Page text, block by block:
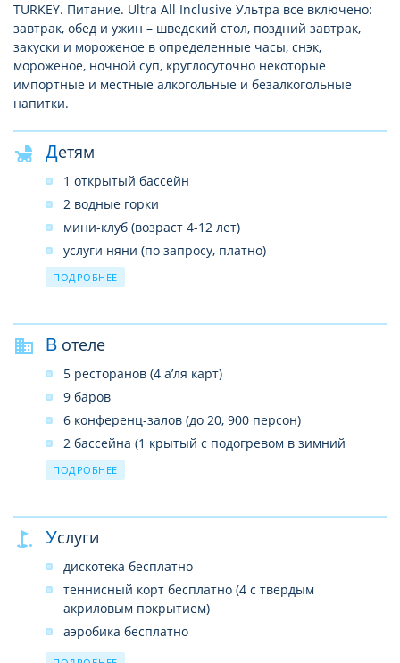
TURKEY. Питание. Ultra All Inclusive Ультра все включено:
завтрак, обед и ужин – шведский стол, поздний завтрак,
закуски и мороженое в определенные часы, снэк,
мороженое, ночной суп, круглосуточно некоторые
импортные и местные алкогольные и безалкогольные
напитки.
Детям
1 открытый бассейн
2 водные горки
мини-клуб (возраст 4-12 лет)
услуги няни (по запросу, платно)
детское меню
детская площадка
развлекательные программы
детская кровать (по запросу)
ПОДРОБНЕЕ
В отеле
5 ресторанов (4 а’ля карт)
9 баров
6 конференц-залов (до 20, 900 персон)
2 бассейна (1 крытый с подогревом в зимний
период, 1 открытый)
2 водные горки
салон красоты
услуги врача
лифты
ПОДРОБНЕЕ
Услуги
дискотека бесплатно
теннисный корт бесплатно (4 с твердым
акриловым покрытием)
аэробика бесплатно
стрельба из лука бесплатно